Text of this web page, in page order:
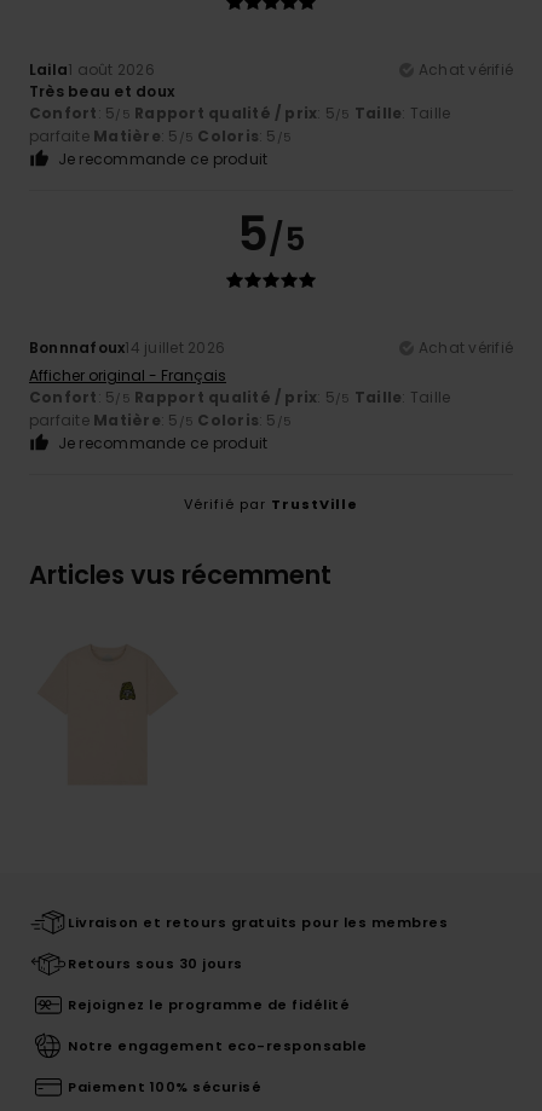
Laila1 août 2026
Achat vérifié
Très beau et doux
Confort: 5/5 Rapport qualité / prix: 5/5 Taille: Taille
parfaite Matière: 5 /5 Coloris: 5 /5
Je recommande ce produit
5/5
Bonnnafoux14 juillet 2026
Achat vérifié
Afficher original - Français
Confort: 5/5 Rapport qualité / prix: 5/5 Taille: Taille
parfaite Matière: 5 /5 Coloris: 5 /5
Je recommande ce produit
Vérifié par TrustVille
Articles vus récemment
Livraison et retours gratuits pour les membres
Retours sous 30 jours
Rejoignez le programme de fidélité
Notre engagement eco-responsable
Paiement 100% sécurisé